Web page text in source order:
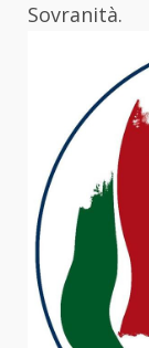
Sovranità.